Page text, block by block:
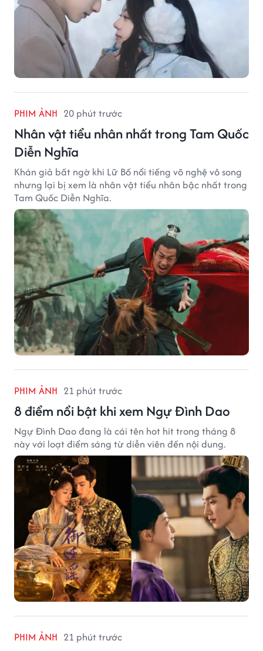
PHIM ẢNH 20 phút trước
Nhân vật tiểu nhân nhất trong Tam Quốc
Diễn Nghĩa
Khán giả bất ngờ khi Lữ Bố nổi tiếng võ nghệ vô song
nhưng lại bị xem là nhân vật tiểu nhân bậc nhất trong
Tam Quốc Diễn Nghĩa.
PHIM ẢNH 21 phút trước
8 điểm nổi bật khi xem Ngự Đình Dao
Ngự Đình Dao đang là cái tên hot hit trong tháng 8
này với loạt điểm sáng từ diễn viên đến nội dung.
PHIM ẢNH 21 phút trước